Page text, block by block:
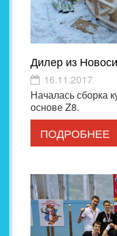
Дилер из
16.11.2017
Началась сборка
основе Z8.
ПОДРОБНЕЕ